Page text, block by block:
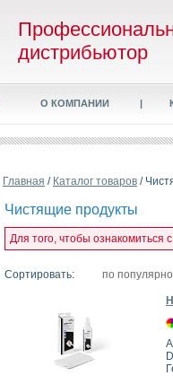
дистрибьютор
О КОМПАНИИ |
Главная / Каталог товаров /
Чистящие продукты
Для того, чтобы
Сортировать: по